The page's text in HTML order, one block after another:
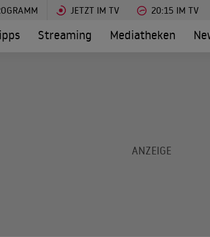
JETZT IM TV 20:15 IM TV
Streaming Mediatheken